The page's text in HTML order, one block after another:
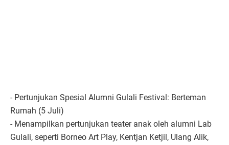
- Pertunjukan Spesial Alumni Gulali Festival: Berteman
Rumah (5 Juli)
- Menampilkan pertunjukan teater anak oleh alumni Lab
Gulali, seperti Borneo Art Play, Kentjan Ketjil, Ulang Alik,